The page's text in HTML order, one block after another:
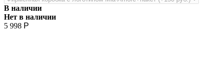
В наличии
Нет в наличии
5 998 Р